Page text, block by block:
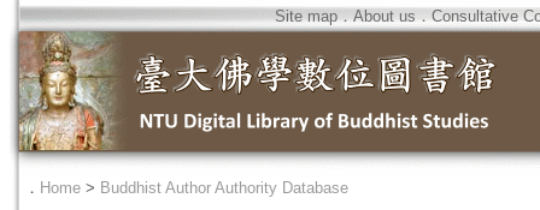
Site map．About us．Consultative
． Home > Buddhist Author Authority Database